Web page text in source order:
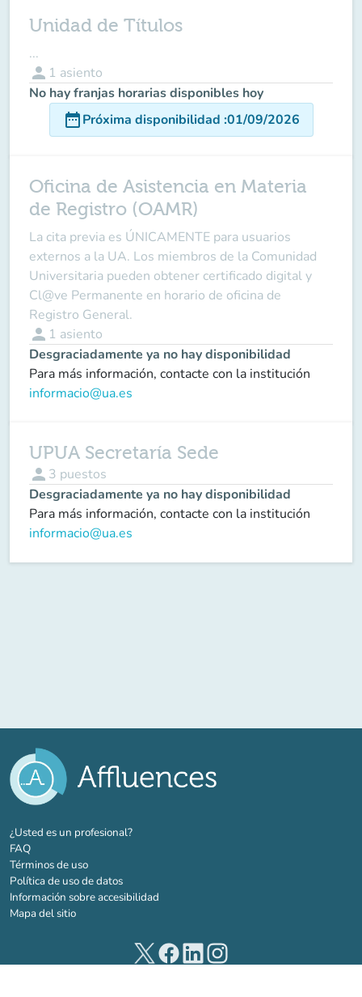
Unidad de Títulos
...
person 1 asiento
No hay franjas horarias disponibles hoy
date_rangePróxima disponibilidad :01/09/2026
Oficina de Asistencia en Materia
de Registro (OAMR)
La cita previa es ÚNICAMENTE para usuarios
externos a la UA. Los miembros de la Comunidad
Universitaria pueden obtener certificado digital y
Cl@ve Permanente en horario de oficina de
Registro General.
person 1 asiento
Desgraciadamente ya no hay disponibilidad
Para más información, contacte con la institución
informacio@ua.es
UPUA Secretaría Sede
person 3 puestos
Desgraciadamente ya no hay disponibilidad
Para más información, contacte con la institución
informacio@ua.es
¿Usted es un profesional?(nueva pestaña)
FAQ
Términos de uso
Política de uso de datos
Información sobre accesibilidad
Mapa del sitio
(nueva pestaña)
(nueva pestaña)
(nueva pestaña)